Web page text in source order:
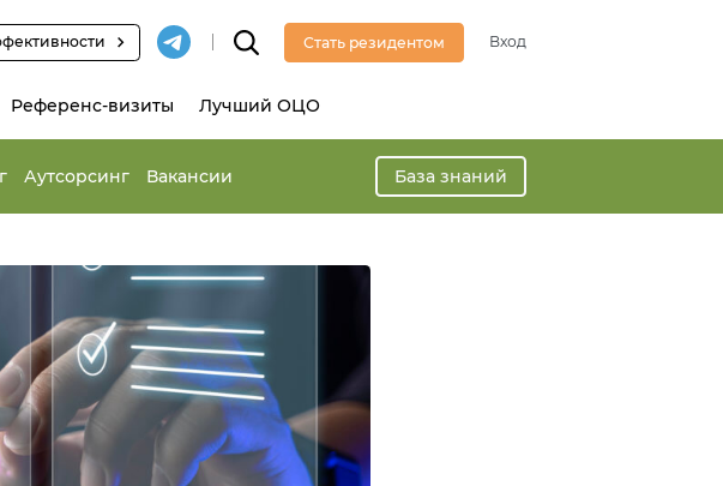
Стать резидентом Вход
Референс-визиты Лучший ОЦО
Аутсорсинг Вакансии База знаний